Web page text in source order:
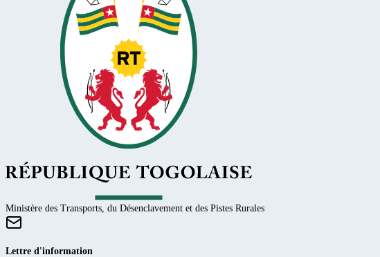
Ministère des Transports, du Désenclavement et des Pistes Rurales
Lettre d'information